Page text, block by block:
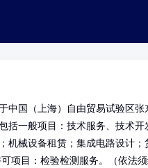
中国（上海）自由贸易试验区
括一般项目：技术服务、技术
机械设备租赁；集成电路设计
项目：检验检测服务。（依法